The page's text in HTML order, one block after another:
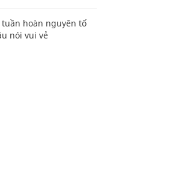
hoàn nguyên tố
nói vui vẻ